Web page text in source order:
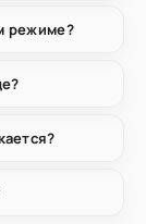
режиме?